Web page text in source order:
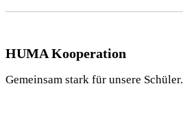
HUMA Kooperation
Gemeinsam stark für unsere Schüler.